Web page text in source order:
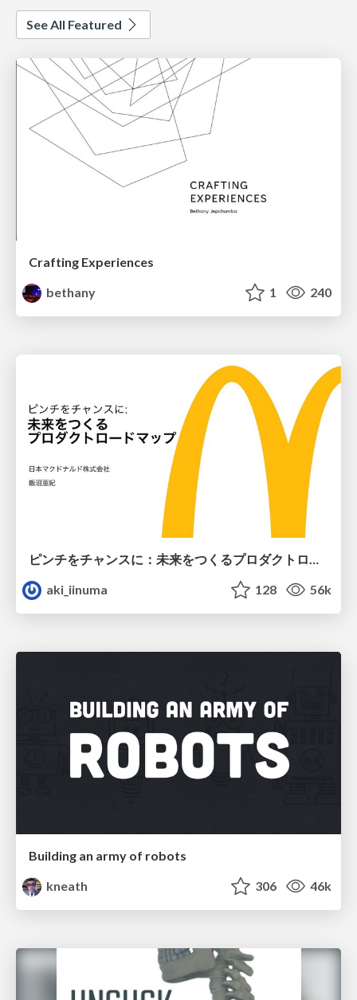
See All Featured
Crafting Experiences
bethany
1 240
ピンチをチャンスに：未来をつくるプロダクトロードマップ #pmconf2020
aki_iinuma
128 56k
Building an army of robots
kneath
306 46k